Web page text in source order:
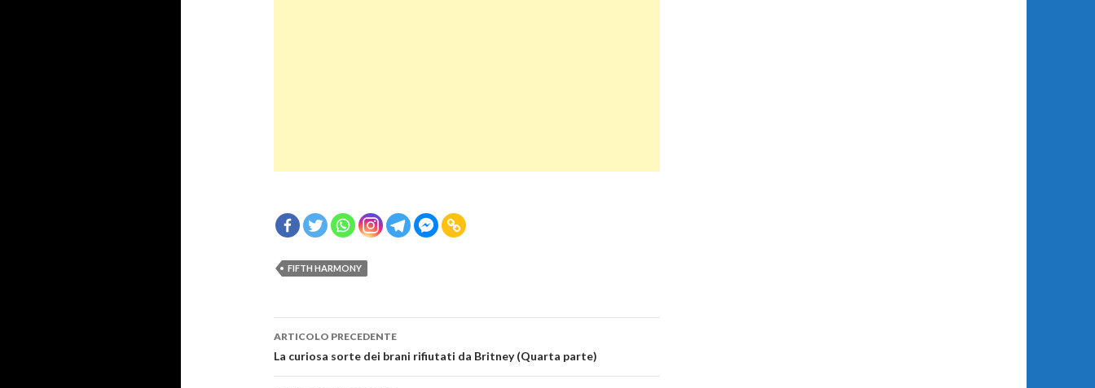
FIFTH HARMONY
Navigazione
articolo
ARTICOLO PRECEDENTE
La curiosa sorte dei brani rifiutati da Britney (Quarta parte)